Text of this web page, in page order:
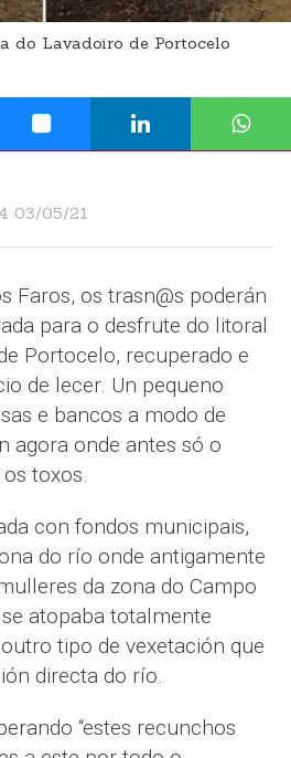
do Lavadoiro de Portocelo
03/05/21
Faros, os trasn@s poderán
para o desfrute do litoral
Portocelo, recuperado e
de lecer. Un pequeno
e bancos a modo de
agora onde antes só o
toxos.
con fondos municipais,
do río onde antigamente
da zona do Campo
atopaba totalmente
tipo de vexetación que
directa do río.
“estes recunchos